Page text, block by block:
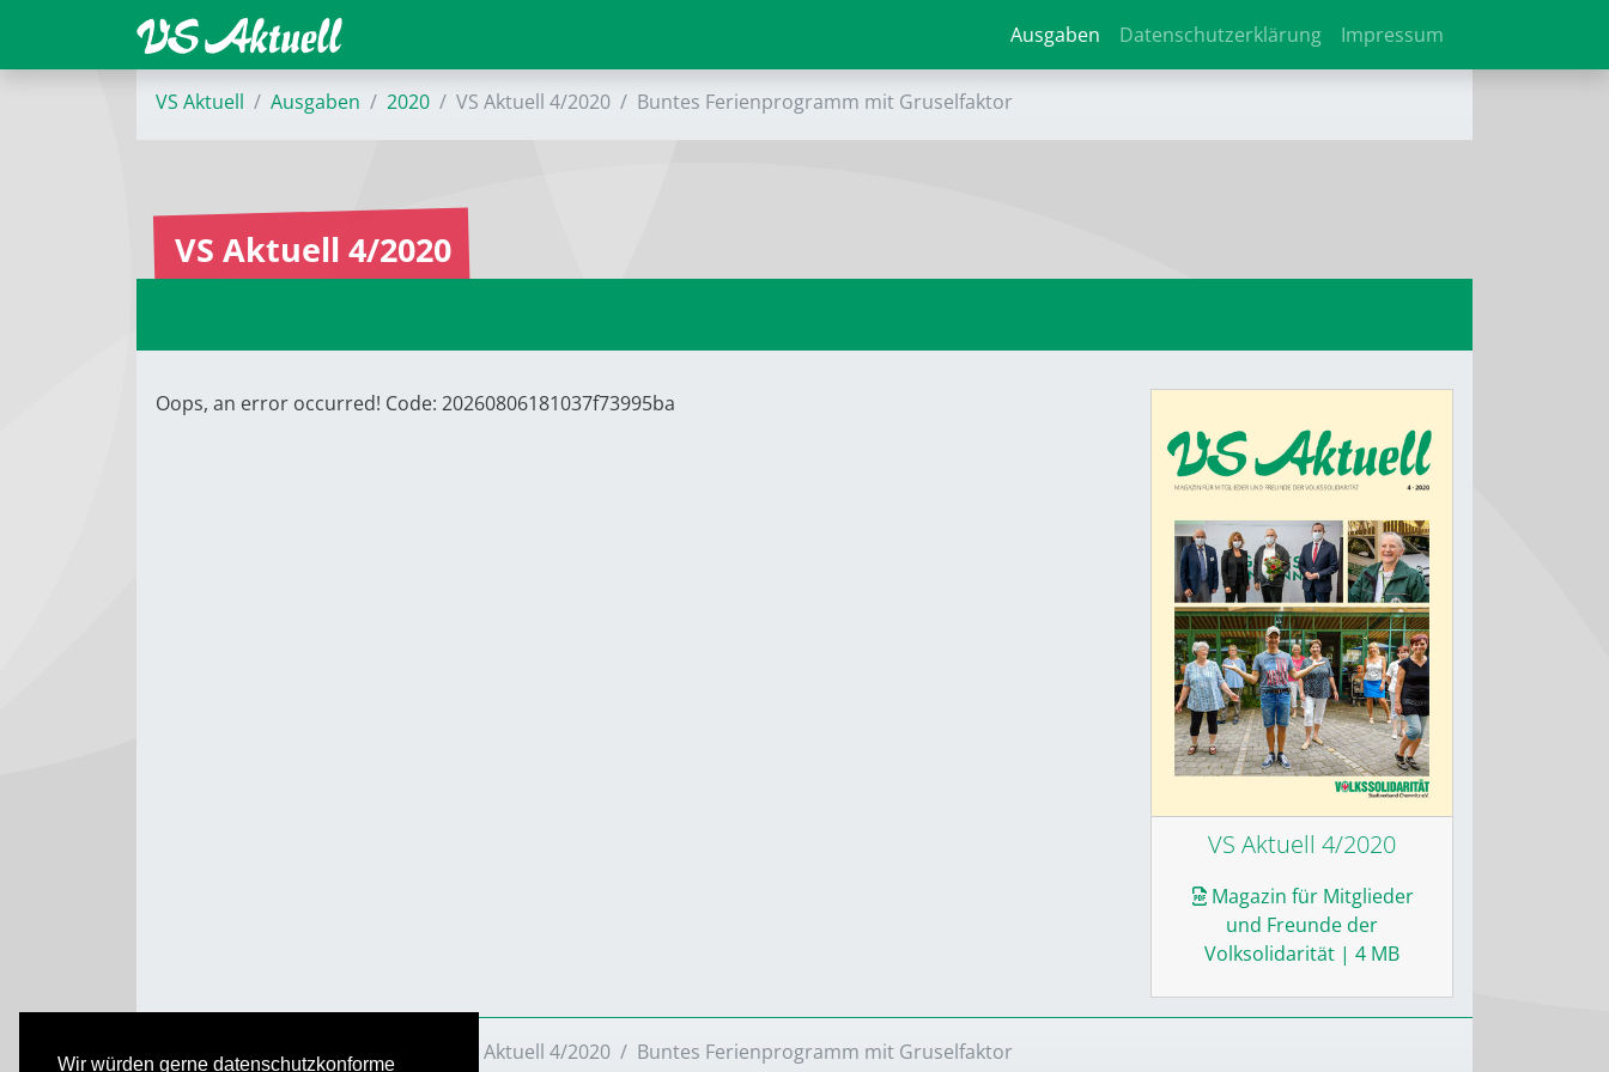
Wir würden gerne datenschutzkonforme
Ausgaben Datenschutzerklärung Impressum
VS Aktuell Ausgaben 2020 VS Aktuell 4/2020 Buntes Ferienprogramm mit Gruselfaktor
VS Aktuell 4/2020
VS Aktuell 4/2020
Magazin für Mitglieder
und Freunde der
Volksolidarität | 4 MB
Oops, an error occurred! Code: 20260806181037f73995ba
VS Aktuell Ausgaben VS Aktuell 4/2020 Buntes Ferienprogramm mit Gruselfaktor